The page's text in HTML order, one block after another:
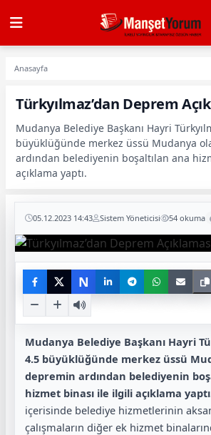
Anasayfa
Türkyılmaz’dan Deprem
Mudanya Belediye Başkanı Hayri
büyüklüğünde merkez üssü Mudanya
ardından belediyenin boşaltılan ana
açıklama yaptı.
05.12.2023 14:43 Sistem Yöneticisi 54 okuma
N
Mudanya Belediye Başkanı Hayri
4.5 büyüklüğünde merkez üssü
depremin ardından belediyenin
hizmet binası ile ilgili açıklama
içerisinde belediye hizmetlerinin
çalışmaların diğer ek hizmet